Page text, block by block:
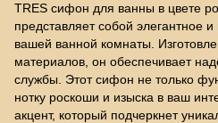
TRES сифон для ванны в цвете
представляет собой элегантное
вашей ванной комнаты.
материалов, он обеспечивает
службы. Этот сифон не только
нотку роскоши и изыска в ваш
акцент, который подчеркнет